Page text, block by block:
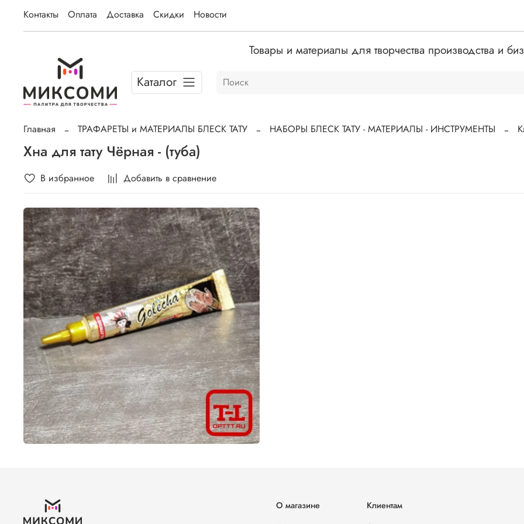
Контакты Оплата Доставка Скидки Новости
Товары и материалы для творчества производства и
Каталог
Главная ТРАФАРЕТЫ и МАТЕРИАЛЫ БЛЕСК ТАТУ НАБОРЫ БЛЕСК ТАТУ - МАТЕРИАЛЫ - ИНСТРУМЕНТЫ
Хна для тату Чёрная - (туба)
В избранное Добавить в сравнение
О магазине
Клиентам